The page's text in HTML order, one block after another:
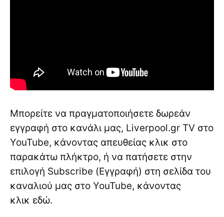
Μπορείτε να πραγματοποιήσετε δωρεάν
εγγραφή στο κανάλι μας, Liverpool.gr TV στο
YouTube, κάνοντας απευθείας κλικ στο
παρακάτω πλήκτρο, ή να πατήσετε στην
επιλογή Subscribe (Εγγραφή) στη σελίδα του
καναλιού μας στο YouTube, κάνοντας
κλικ εδώ.